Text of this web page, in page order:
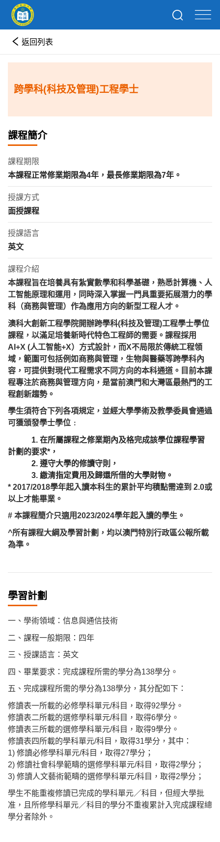
返回列表
跨學科(科技及管理)工程學士
課程簡介
課程期限
本課程正常修業期限為4年 ，最長修業期限為7年。
授課方式
面授課程
授課語言
英文
課程介紹
本課程旨在培養具有紮實數學和科學基礎，熟悉計算機、人
工智能原理和運用，同時深入掌握一門具重要拓展潛力的學
科（商務與管理）作為應用方向的新型工程人才。
澳科大創新工程學院開辦跨學科(科技及管理)工程學士學位
課程，以滿足培養新時代特色工程師的需要。課程採用
AI+X (人工智能+X）方式設計，而X不局限於傳統工程領
域，範圍可包括例如商務與管理，生物與醫藥等跨學科內
容，可提供對現代工程需求不同方向的本科通道。目前本課
程專注於商務與管理方向，是當前澳門和大灣區最熱門的工
程創新趨勢。
學生須符合下列各項規定，並經大學學術及教學委員會通過
可獲頒發學士學位﹕
1. 在所屬課程之修業期內及格完成該學位課程學習
計劃的要求*，
2. 遵守大學的修讀守則，
3. 繳清指定費用及歸還所借的大學財物。
* 2017/2018學年起入讀本科生的累計平均積點需逹到 2.0或
以上才能畢業。
# 本課程簡介只適用2023/2024學年起入讀的學生。
^所有課程大綱及學習計劃，均以澳門特別行政區公報所載
為準。
學習計劃
一、學術領域：信息與通信技術
二、課程一般期限：四年
三、授課語言：英文
四、畢業要求：完成課程所需的學分為138學分。
五、完成課程所需的學分為138學分，其分配如下：
修讀表一所載的必修學科單元/科目，取得92學分。
修讀表二所載的選修學科單元/科目，取得6學分。
修讀表三所載的選修學科單元/科目，取得9學分。
修讀表四所載的學科單元/科目，取得31學分，其中：
1) 修讀必修學科單元/科目，取得27學分；
2) 修讀社會科學範疇的選修學科單元/科目，取得2學分；
3) 修讀人文藝術範疇的選修學科單元/科目，取得2學分；
學生不能重複修讀已完成的學科單元／科目，但經大學批
准，且所修學科單元／科目的學分不重複累計入完成課程總
學分者除外。